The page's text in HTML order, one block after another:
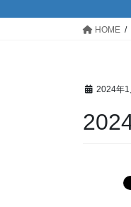
HOME
2024年1